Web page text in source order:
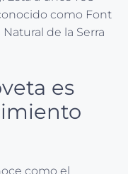
como Font
de la Serra
es
como el